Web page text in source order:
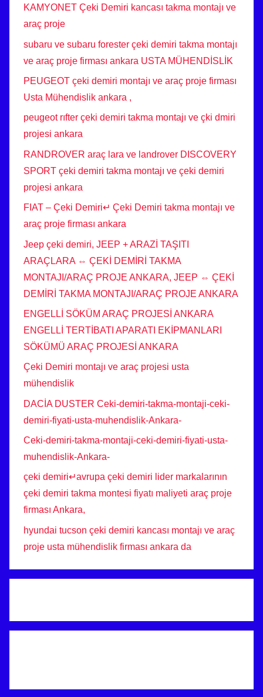
KAMYONET Çeki Demiri kancası takma montajı ve
araç proje
subaru ve subaru forester çeki demiri takma montajı
ve araç proje firması ankara USTA MÜHENDİSLİK
PEUGEOT çeki demiri montajı ve araç proje firması
Usta Mühendislik ankara ,
peugeot rıfter çeki demiri takma montajı ve çki dmiri
projesi ankara
RANDROVER araç lara ve landrover DISCOVERY
SPORT çeki demiri takma montajı ve çeki demiri
projesi ankara
FIAT – Çeki Demiri↵ Çeki Demiri takma montajı ve
araç proje firması ankara
Jeep çeki demiri, JEEP + ARAZİ TAŞITI
ARAÇLARA ⇔ ÇEKİ DEMİRİ TAKMA
MONTAJI/ARAÇ PROJE ANKARA, JEEP ⇔ ÇEKİ
DEMİRİ TAKMA MONTAJI/ARAÇ PROJE ANKARA
ENGELLİ SÖKÜM ARAÇ PROJESİ ANKARA
ENGELLİ TERTİBATI APARATI EKİPMANLARI
SÖKÜMÜ ARAÇ PROJESİ ANKARA
Çeki Demiri montajı ve araç projesi usta
mühendislik
DACİA DUSTER Ceki-demiri-takma-montaji-ceki-
demiri-fiyati-usta-muhendislik-Ankara-
Ceki-demiri-takma-montaji-ceki-demiri-fiyati-usta-
muhendislik-Ankara-
çeki demiri↵avrupa çeki demiri lider markalarının
çeki demiri takma montesi fiyatı maliyeti araç proje
firması Ankara,
hyundai tucson çeki demiri kancası montajı ve araç
proje usta mühendislik firması ankara da